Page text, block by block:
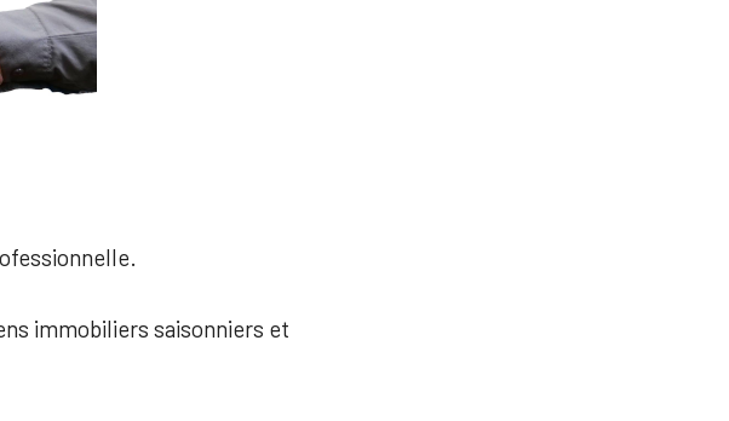
immobiliers saisonniers et